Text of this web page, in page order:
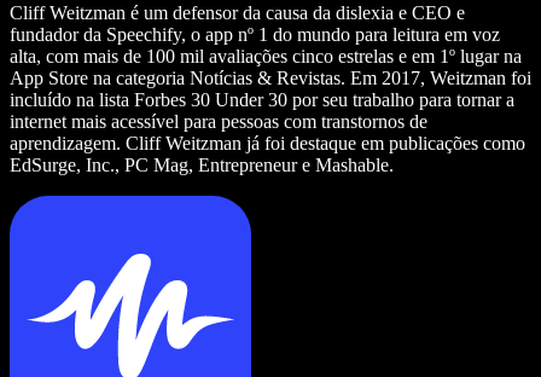
Cliff Weitzman é um defensor da causa da dislexia e CEO e
fundador da Speechify, o app nº 1 do mundo para leitura em voz
alta, com mais de 100 mil avaliações cinco estrelas e em 1º lugar na
App Store na categoria Notícias & Revistas. Em 2017, Weitzman foi
incluído na lista Forbes 30 Under 30 por seu trabalho para tornar a
internet mais acessível para pessoas com transtornos de
aprendizagem. Cliff Weitzman já foi destaque em publicações como
EdSurge, Inc., PC Mag, Entrepreneur e Mashable.